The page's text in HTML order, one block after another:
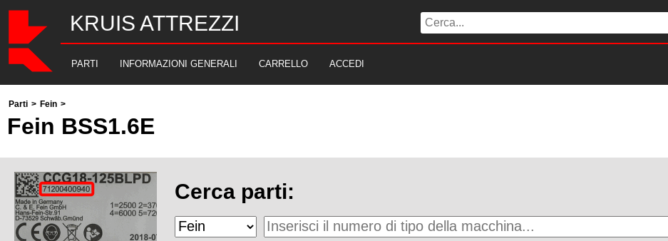
KRUIS ATTREZZI
PARTI INFORMAZIONI GENERALI CARRELLO ACCEDI
Parti > Fein >
Fein BSS1.6E
Cerca parti: